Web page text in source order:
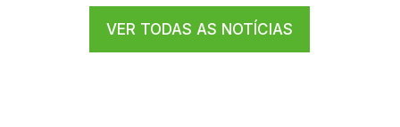
VER TODAS AS NOTÍCIAS